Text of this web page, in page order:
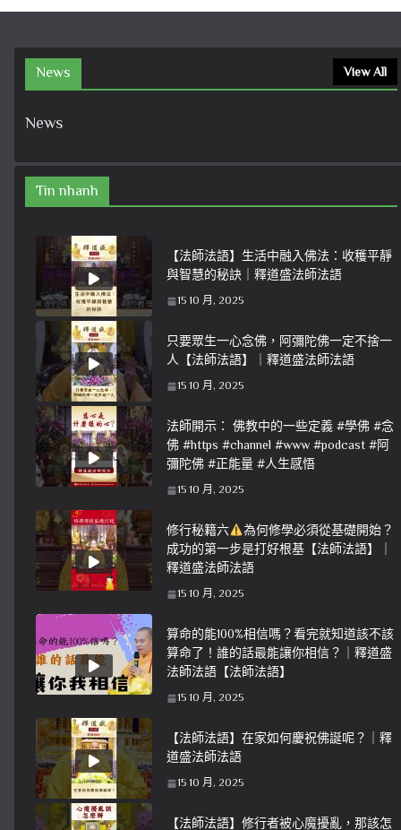
News View All
News
Tin nhanh
【法師法語】生活中融入佛法：收穫平靜
與智慧的秘訣｜釋道盛法師法語
15 10 月, 2025
只要眾生一心念佛，阿彌陀佛一定不捨一
人【法師法語】｜釋道盛法師法語
15 10 月, 2025
法師開示： 佛教中的一些定義 #學佛 #念
佛 #https #channel #www #podcast #阿
彌陀佛 #正能量 #人生感悟
15 10 月, 2025
修行秘籍六
為何修學必須從基礎開始？
成功的第一步是打好根基【法師法語】｜
釋道盛法師法語
15 10 月, 2025
算命的能100%相信嗎？看完就知道該不該
算命了！誰的話最能讓你相信？｜釋道盛
法師法語【法師法語】
15 10 月, 2025
【法師法語】在家如何慶祝佛誕呢？｜釋
道盛法師法語
15 10 月, 2025
【法師法語】修行者被心魔擾亂，那該怎